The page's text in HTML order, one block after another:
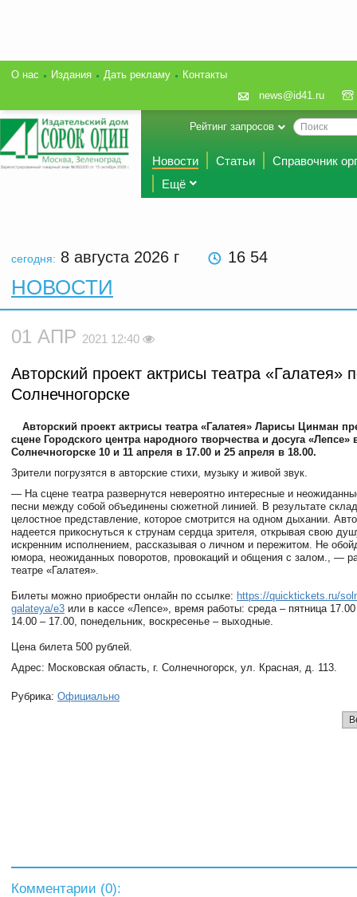
О нас Издания Дать рекламу
Контакты
news@id41.ru
Рейтинг запросов
Новости Статьи
Справочник
Ещё
сегодня: 8 августа 2026 г 16 54
НОВОСТИ
01 АПР 2021 12:40
Авторский проект актрисы театра «Галатея»
Солнечногорске
Авторский проект актрисы театра «Галатея» Ларисы Цинман
сцене Городского центра народного творчества и досуга «Лепсе»
Солнечногорске 10 и 11 апреля в 17.00 и 25 апреля в 18.00.
Зрители погрузятся в авторские стихи, музыку и живой звук.
— На сцене театра развернутся невероятно интересные и
песни между собой объединены сюжетной линией. В результате
целостное представление, которое смотрится на одном дыхании.
надеется прикоснуться к струнам сердца зрителя, открывая свою
искренним исполнением, рассказывая о личном и пережитом. Не
юмора, неожиданных поворотов, провокаций и общения с залом., —
театре «Галатея».
Билеты можно приобрести онлайн по ссылке: https://quicktickets.ru/
galateya/e3 или в кассе «Лепсе», время работы: среда – пятница
14.00 – 17.00, понедельник, воскресенье – выходные.
Цена билета 500 рублей.
Адрес: Московская область, г. Солнечногорск, ул. Красная, д. 113.
Рубрика: Официально
Комментарии (0):